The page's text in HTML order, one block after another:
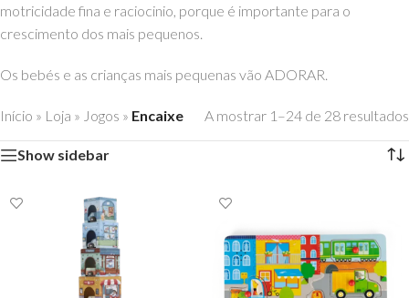
motricidade fina e raciocinio, porque é importante para o
crescimento dos mais pequenos.
Os bebés e as crianças mais pequenas vão ADORAR.
Início » Loja » Jogos » Encaixe A mostrar 1–24 de 28 resultados
Show sidebar